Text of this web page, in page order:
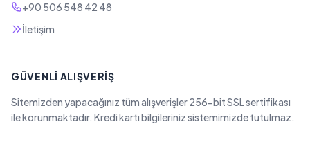
+90 506 548 42 48
İletişim
GÜVENLI ALIŞVERIŞ
Sitemizden yapacağınız tüm alışverişler 256-bit SSL sertifikası
ile korunmaktadır. Kredi kartı bilgileriniz sistemimizde tutulmaz.